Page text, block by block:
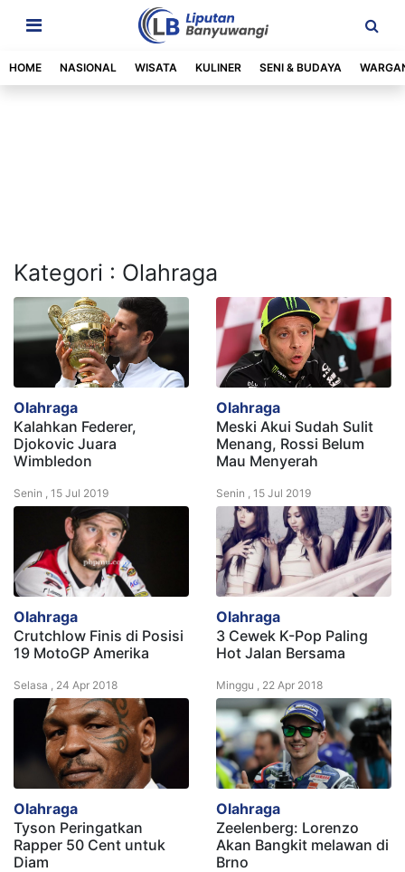
HOME NASIONAL WISATA KULINER SENI & BUDAYA
Kategori : Olahraga
Olahraga
Kalahkan Federer,
Djokovic Juara
Wimbledon
Senin , 15 Jul 2019
Olahraga
Meski Akui Sudah Sulit
Menang, Rossi Belum
Mau Menyerah
Senin , 15 Jul 2019
Olahraga
Crutchlow Finis di Posisi
19 MotoGP Amerika
Selasa , 24 Apr 2018
Olahraga
3 Cewek K-Pop Paling
Hot Jalan Bersama
Minggu , 22 Apr 2018
Olahraga
Tyson Peringatkan
Rapper 50 Cent untuk
Diam
Olahraga
Zeelenberg: Lorenzo
Akan Bangkit melawan di
Brno